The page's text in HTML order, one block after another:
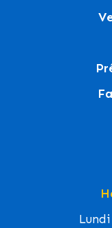
Lundi